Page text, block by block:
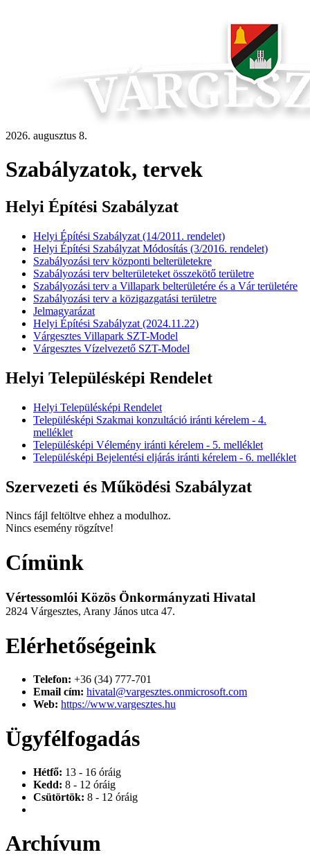
2026. augusztus 8.
Szabályzatok, tervek
Helyi Építési Szabályzat
Helyi Építési Szabályzat (14/2011. rendelet)
Helyi Építési Szabályzat Módosítás (3/2016. rendelet)
Szabályozási terv központi belterületekre
Szabályozási terv belterületeket összekötő területre
Szabályozási terv a Villapark belterületére és a Vár területére
Szabályozási terv a közigazgatási területre
Jelmagyarázat
Helyi Építési Szabályzat (2024.11.22)
Várgesztes Villapark SZT-Model
Várgesztes Vízelvezető SZT-Model
Helyi Településképi Rendelet
Helyi Településképi Rendelet
Településképi Szakmai konzultáció iránti kérelem - 4.
melléklet
Településképi Vélemény iránti kérelem - 5. melléklet
Településképi Bejelentési eljárás iránti kérelem - 6. melléklet
Szervezeti és Működési Szabályzat
Nincs fájl feltöltve ehhez a modulhoz.
Nincs esemény rögzítve!
Címünk
Vértessomlói Közös Önkormányzati Hivatal
2824 Várgesztes, Arany János utca 47.
Elérhetőségeink
Telefon: +36 (34) 777-701
Email cím: hivatal@vargesztes.onmicrosoft.com
Web: https://www.vargesztes.hu
Ügyfélfogadás
Hétfő: 13 - 16 óráig
Kedd: 8 - 12 óráig
Csütörtök: 8 - 12 óráig
Archívum